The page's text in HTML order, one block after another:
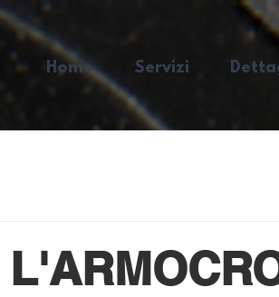
Home Servizi